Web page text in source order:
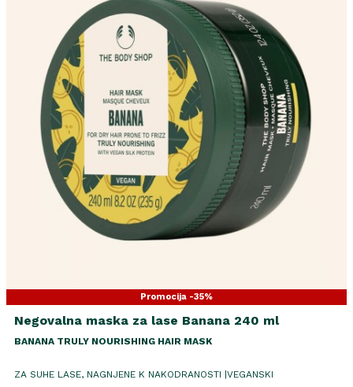
Promocija -35%
Negovalna maska za lase Banana 240 ml
BANANA TRULY NOURISHING HAIR MASK
ZA SUHE LASE, NAGNJENE K NAKODRANOSTI |VEGANSKI